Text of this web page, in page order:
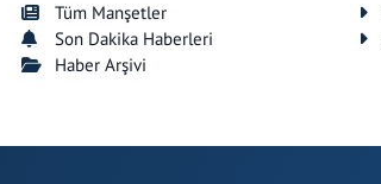
Tüm Manşetler
Son Dakika Haberleri
Haber Arşivi